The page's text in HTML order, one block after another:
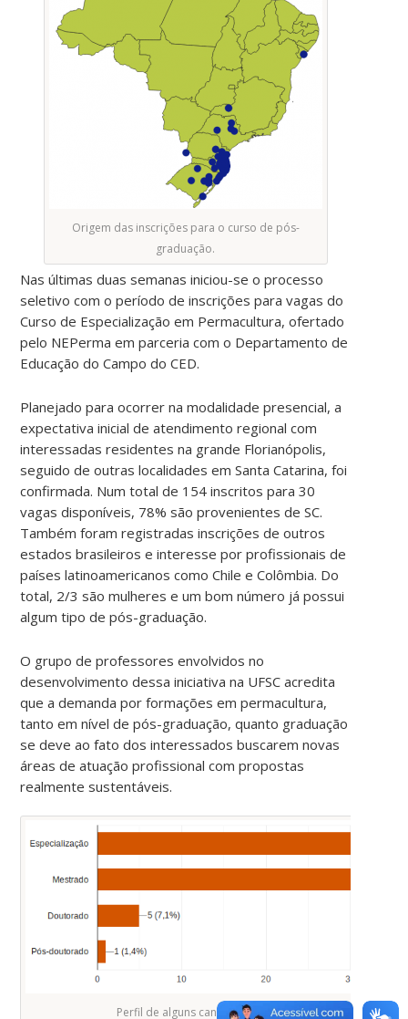
Origem das inscrições para o curso de pós-
graduação.
Nas últimas duas semanas iniciou-se o processo
seletivo com o período de inscrições para vagas do
Curso de Especialização em Permacultura, ofertado
pelo NEPerma em parceria com o Departamento de
Educação do Campo do CED.
Planejado para ocorrer na modalidade presencial, a
expectativa inicial de atendimento regional com
interessadas residentes na grande Florianópolis,
seguido de outras localidades em Santa Catarina, foi
confirmada. Num total de 154 inscritos para 30
vagas disponíveis, 78% são provenientes de SC.
Também foram registradas inscrições de outros
estados brasileiros e interesse por profissionais de
países latinoamericanos como Chile e Colômbia. Do
total, 2/3 são mulheres e um bom número já possui
algum tipo de pós-graduação.
O grupo de professores envolvidos no
desenvolvimento dessa iniciativa na UFSC acredita
que a demanda por formações em permacultura,
tanto em nível de pós-graduação, quanto graduação
se deve ao fato dos interessados buscarem novas
áreas de atuação profissional com propostas
realmente sustentáveis.
Perfil de alguns candidatos a vaga na especialização.